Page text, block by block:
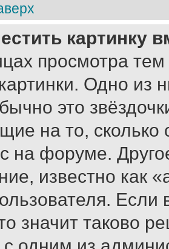
картинку
просмотра
Одно из
это
на то,
на форуме.
известно как
значит таково